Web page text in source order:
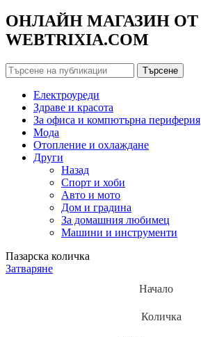
ОНЛАЙН МАГАЗИН ОТ
WEBTRIXIA.COM
Търсене
Електроуреди
Здраве и красота
За офиса и компютърна периферия
Мода
Отопление и охлаждане
Други
Назад
Спорт и хоби
Авто и мото
Дом и градина
За домашния любимец
Машини и инструменти
Пазарска количка
Затваряне
Начало
Количка